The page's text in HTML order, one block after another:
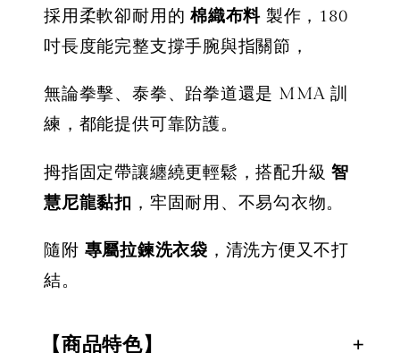
採用柔軟卻耐用的棉織布料 製作，180
吋長度能完整支撐手腕與指關節，
無論拳擊、泰拳、跆拳道還是 MMA 訓
練，都能提供可靠防護。
拇指固定帶讓纏繞更輕鬆，搭配升級智
慧尼龍黏扣 ，牢固耐用、不易勾衣物。
隨附 專屬拉鍊洗衣袋 ，清洗方便又不打
結。
【商品特色】